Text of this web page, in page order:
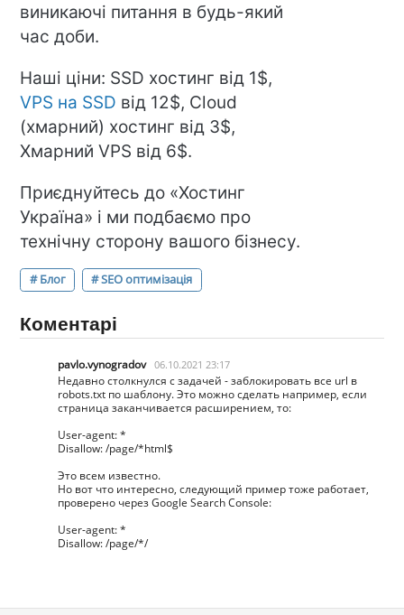
виникаючі питання в будь-який
час доби.
Наші ціни: SSD хостинг від 1$,
VPS на SSD від 12$, Cloud
(хмарний) хостинг від 3$,
Хмарний VPS від 6$.
Приєднуйтесь до «Хостинг
Україна» і ми подбаємо про
технічну сторону вашого бізнесу.
# Блог # SEO оптимізація
Коментарі
pavlo.vynogradov 06.10.2021 23:17
Недавно столкнулся с задачей - заблокировать все url в
robots.txt по шаблону. Это можно сделать например, если
страница заканчивается расширением, то:
User-agent: *
Disallow: /page/*html$
Это всем известно.
Но вот что интересно, следующий пример тоже работает,
проверено через Google Search Console:
User-agent: *
Disallow: /page/*/